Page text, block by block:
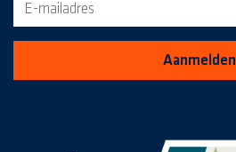
Aanmelden